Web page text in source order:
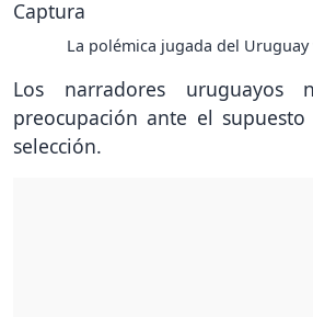
La polémica jugada del Uruguay
Los narradores uruguayos
preocupación ante el
selección.